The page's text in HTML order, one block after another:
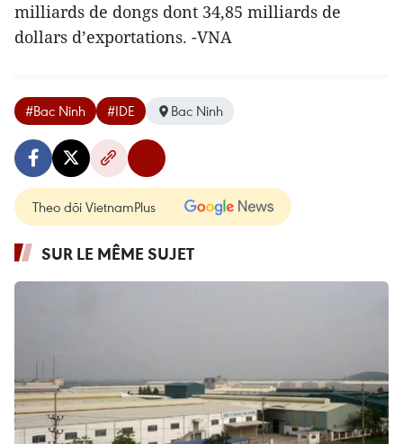
milliards de dongs dont 34,85 milliards de
dollars d’exportations. -VNA
#Bac Ninh #IDE Bac Ninh
Theo dõi VietnamPlus
SUR LE MÊME SUJET